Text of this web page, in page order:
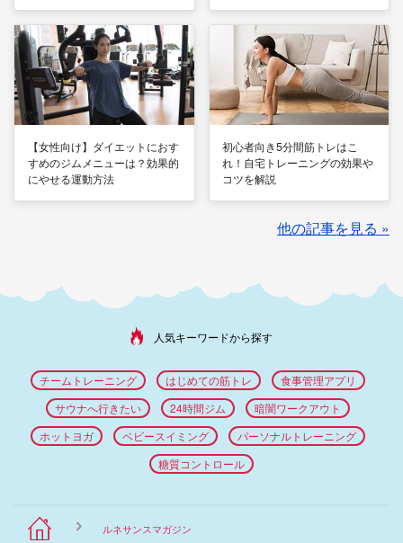
【女性向け】ダイエットにおす
すめのジムメニューは？効果的
にやせる運動方法
初心者向き5分間筋トレはこ
れ！自宅トレーニングの効果や
コツを解説
他の記事を見る »
人気キーワードから探す
チームトレーニング はじめての筋トレ
食事管理アプリ
サウナへ行きたい
24時間ジム
暗闇ワークアウト
ホットヨガ
ベビースイミング
パーソナルトレーニング
糖質コントロール
ルネサンスマガジン